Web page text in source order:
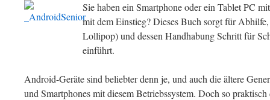
Sie haben ein Smartphone oder ein Tablet PC
mit dem Einstieg? Dieses Buch sorgt für
Lollipop) und dessen Handhabung Schritt für
einführt.
Android-Geräte sind beliebter denn je, und auch die ältere
und Smartphones mit diesem Betriebssystem. Doch so